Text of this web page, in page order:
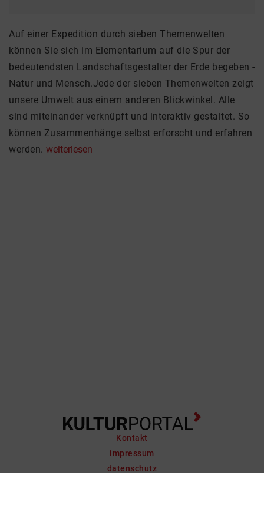
Auf einer Expedition durch sieben Themenwelten
können Sie sich im Elementarium auf die Spur der
bedeutendsten Landschaftsgestalter der Erde begeben -
Natur und Mensch.Jede der sieben Themenwelten zeigt
unsere Umwelt aus einem anderen Blickwinkel. Alle
sind miteinander verknüpft und interaktiv gestaltet. So
können Zusammenhänge selbst erforscht und erfahren
werden. weiterlesen
Kontakt
impressum
datenschutz